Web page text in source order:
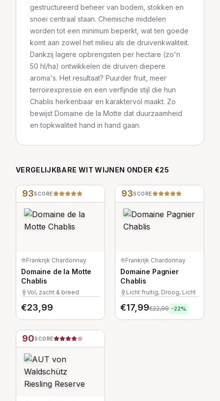
gestructureerd beheer van bodem, stokken en
snoei centraal staan. Chemische middelen
worden tot een minimum beperkt, wat ten goede
komt aan zowel het milieu als de druivenkwaliteit.
Dankzij lagere opbrengsten per hectare (zo'n
50 hl/ha) ontwikkelen de druiven diepere
aroma's. Het resultaat? Puurder fruit, meer
terroirexpressie en een verfijnde stijl die hun
Chablis herkenbaar en karaktervol maakt. Zo
bewijst Domaine de la Motte dat duurzaamheid
en topkwaliteit hand in hand gaan.
VERGELIJKBARE WIT WIJNEN ONDER €25
93SCORE
Frankrijk·Chardonnay
Domaine de la Motte
Chablis
Vol, zacht & breed
€23,99
93SCORE
Frankrijk·Chardonnay
Domaine Pagnier
Chablis
Licht fruitig, Droog, Licht
€17,99€22,99 -22%
90SCORE